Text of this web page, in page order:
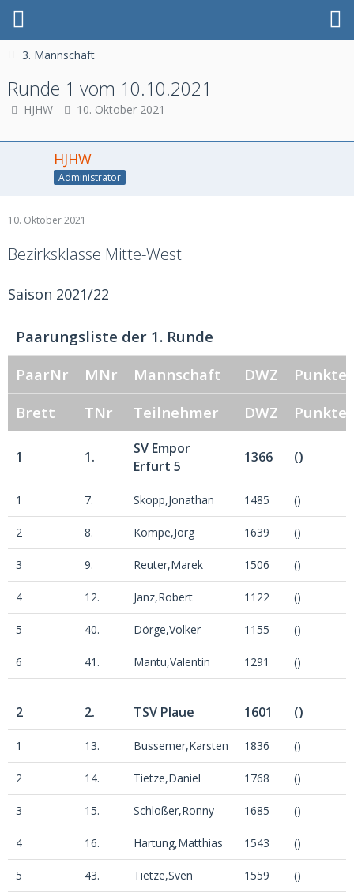
3. Mannschaft
Runde 1 vom 10.10.2021
HJHW 10. Oktober 2021
HJHW
Administrator
10. Oktober 2021
Bezirksklasse Mitte-West
Saison 2021/22
Paarungsliste der 1. Runde
PaarNr
MNr Mannschaft DWZ
Punkte
Brett
TNr Teilnehmer DWZ Punkte
1 1.
SV Empor
Erfurt 5
1366 ()
1 7. Skopp,Jonathan 1485 ()
2 8. Kompe,Jörg 1639 ()
3 9. Reuter,Marek 1506 ()
4 12. Janz,Robert 1122 ()
5 40. Dörge,Volker 1155 ()
6 41. Mantu,Valentin 1291 ()
2 2. TSV Plaue 1601 ()
1 13. Bussemer,Karsten 1836 ()
2 14. Tietze,Daniel 1768 ()
3 15. Schloßer,Ronny 1685 ()
4 16. Hartung,Matthias 1543 ()
5 43. Tietze,Sven 1559 ()